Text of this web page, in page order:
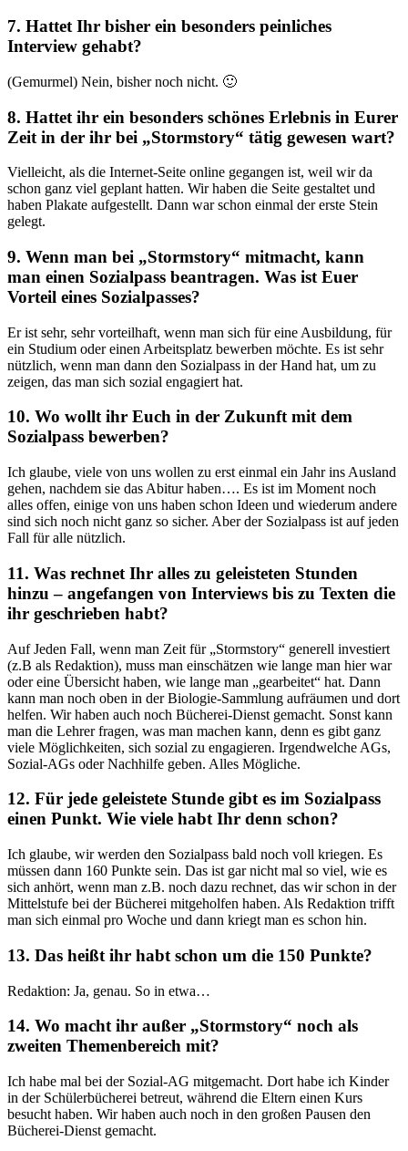
7. Hattet Ihr bisher ein besonders peinliches
Interview gehabt?
(Gemurmel) Nein, bisher noch nicht. 🙂
8. Hattet ihr ein besonders schönes Erlebnis in Eurer
Zeit in der ihr bei „Stormstory“ tätig gewesen wart?
Vielleicht, als die Internet-Seite online gegangen ist, weil wir da
schon ganz viel geplant hatten. Wir haben die Seite gestaltet und
haben Plakate aufgestellt. Dann war schon einmal der erste Stein
gelegt.
9. Wenn man bei „Stormstory“ mitmacht, kann
man einen Sozialpass beantragen. Was ist Euer
Vorteil eines Sozialpasses?
Er ist sehr, sehr vorteilhaft, wenn man sich für eine Ausbildung, für
ein Studium oder einen Arbeitsplatz bewerben möchte. Es ist sehr
nützlich, wenn man dann den Sozialpass in der Hand hat, um zu
zeigen, das man sich sozial engagiert hat.
10. Wo wollt ihr Euch in der Zukunft mit dem
Sozialpass bewerben?
Ich glaube, viele von uns wollen zu erst einmal ein Jahr ins Ausland
gehen, nachdem sie das Abitur haben…. Es ist im Moment noch
alles offen, einige von uns haben schon Ideen und wiederum andere
sind sich noch nicht ganz so sicher. Aber der Sozialpass ist auf jeden
Fall für alle nützlich.
11. Was rechnet Ihr alles zu geleisteten Stunden
hinzu – angefangen von Interviews bis zu Texten die
ihr geschrieben habt?
Auf Jeden Fall, wenn man Zeit für „Stormstory“ generell investiert
(z.B als Redaktion), muss man einschätzen wie lange man hier war
oder eine Übersicht haben, wie lange man „gearbeitet“ hat. Dann
kann man noch oben in der Biologie-Sammlung aufräumen und dort
helfen. Wir haben auch noch Bücherei-Dienst gemacht. Sonst kann
man die Lehrer fragen, was man machen kann, denn es gibt ganz
viele Möglichkeiten, sich sozial zu engagieren. Irgendwelche AGs,
Sozial-AGs oder Nachhilfe geben. Alles Mögliche.
12. Für jede geleistete Stunde gibt es im Sozialpass
einen Punkt. Wie viele habt Ihr denn schon?
Ich glaube, wir werden den Sozialpass bald noch voll kriegen. Es
müssen dann 160 Punkte sein. Das ist gar nicht mal so viel, wie es
sich anhört, wenn man z.B. noch dazu rechnet, das wir schon in der
Mittelstufe bei der Bücherei mitgeholfen haben. Als Redaktion trifft
man sich einmal pro Woche und dann kriegt man es schon hin.
13. Das heißt ihr habt schon um die 150 Punkte?
Redaktion: Ja, genau. So in etwa…
14. Wo macht ihr außer „Stormstory“ noch als
zweiten Themenbereich mit?
Ich habe mal bei der Sozial-AG mitgemacht. Dort habe ich Kinder
in der Schülerbücherei betreut, während die Eltern einen Kurs
besucht haben. Wir haben auch noch in den großen Pausen den
Bücherei-Dienst gemacht.